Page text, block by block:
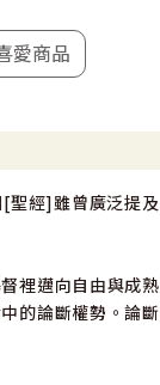
愛商品
聖經]雖曾廣泛提
裡邁向自由與成
的論斷權勢。論